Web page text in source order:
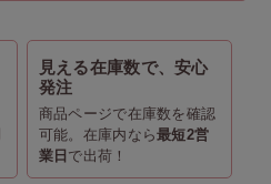
見える在庫数で、安心
発注
商品ページで在庫数を確認
可能。在庫内なら最短2営
業日 で出荷！